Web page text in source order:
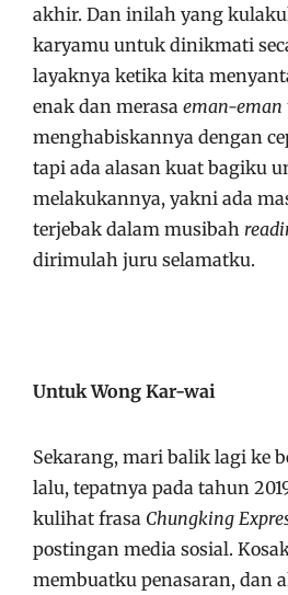
akhir. Dan inilah yang
karyamu untuk dinikmati
layaknya ketika kita
enak dan merasa eman-eman
menghabiskannya dengan
tapi ada alasan kuat bagiku
melakukannya, yakni ada
terjebak dalam musibah
dirimulah juru selamatku.
Untuk Wong Kar-wai
Sekarang, mari balik lagi ke
lalu, tepatnya pada tahun
kulihat frasa Chungking
postingan media sosial.
membuatku penasaran, dan